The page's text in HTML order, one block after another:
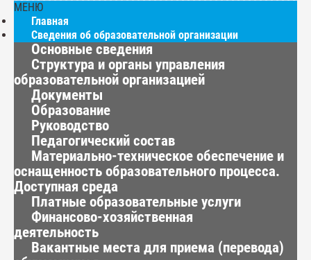
МЕНЮ
Главная
Сведения об образовательной организации
Основные сведения
Структура и органы управления
образовательной организацией
Документы
Образование
Руководство
Педагогический состав
Материально-техническое обеспечение и
оснащенность образовательного процесса.
Доступная среда
Платные образовательные услуги
Финансово-хозяйственная
деятельность
Вакантные места для приема (перевода)